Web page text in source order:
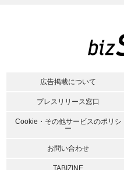
広告掲載について
プレスリリース窓口
Cookie・その他サービスのポリシ
ー
お問い合わせ
TABIZINE